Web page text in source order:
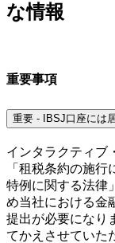
な情報
重要事項
重要 - IBSJ口座には
インタラクティブ
「租税条約の施
特例に関する法律
め当社における金
提出が必要になり
てかえさせていた